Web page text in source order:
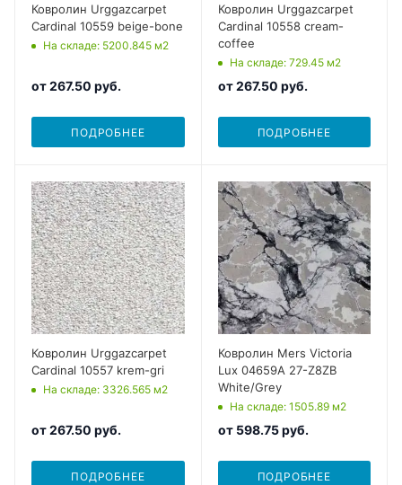
Ковролин Urggazcarpet
Cardinal 10559 beige-bone
На складе: 5200.845 м2
от267.50 руб.
ПОДРОБНЕЕ
Ковролин Urggazcarpet
Cardinal 10558 cream-
coffee
На складе: 729.45 м2
от267.50 руб.
ПОДРОБНЕЕ
Ковролин Urggazcarpet
Cardinal 10557 krem-gri
На складе: 3326.565 м2
от267.50 руб.
ПОДРОБНЕЕ
Ковролин Mers Victoria
Lux 04659A 27-Z8ZB
White/Grey
На складе: 1505.89 м2
от 598.75 руб.
ПОДРОБНЕЕ